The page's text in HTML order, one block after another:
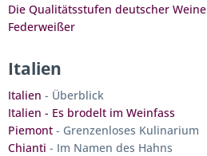
Die Qualitätsstufen deutscher Weine
Federweißer
Italien
Italien - Überblick
Italien - Es brodelt im Weinfass
Piemont - Grenzenloses Kulinarium
Chianti - Im Namen des Hahns